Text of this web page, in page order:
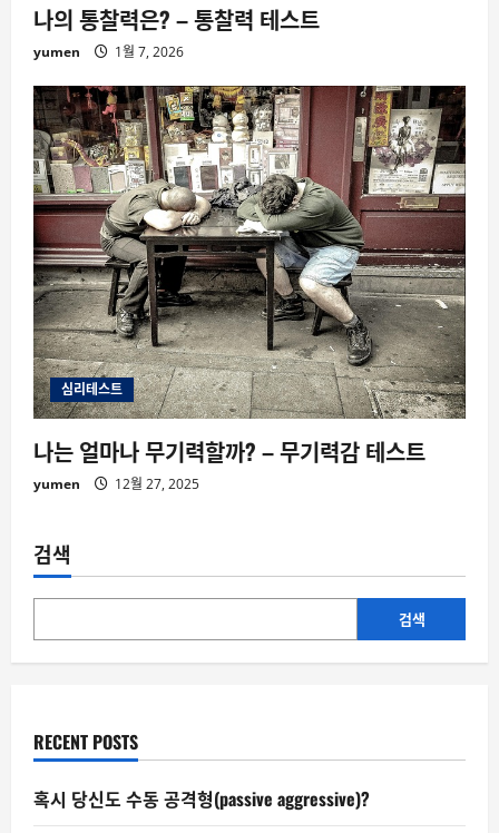
나의 통찰력은? – 통찰력 테스트
yumen 1월 7, 2026
심리테스트
나는 얼마나 무기력할까? – 무기력감 테스트
yumen 12월 27, 2025
검색
검색
RECENT POSTS
혹시 당신도 수동 공격형(passive aggressive)?